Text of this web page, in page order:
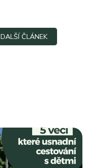
DALŠÍ ČLÁNEK